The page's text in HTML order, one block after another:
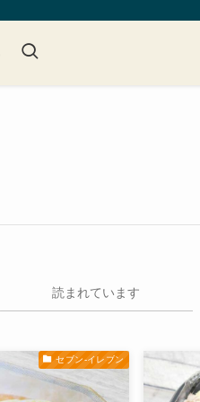
読まれています
セブン-イレブン